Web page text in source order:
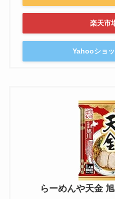
楽天市
Yahooショ
らーめんや天金